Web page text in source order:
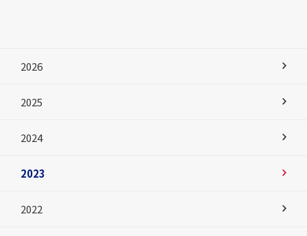
2026
2025
2024
2023
2022